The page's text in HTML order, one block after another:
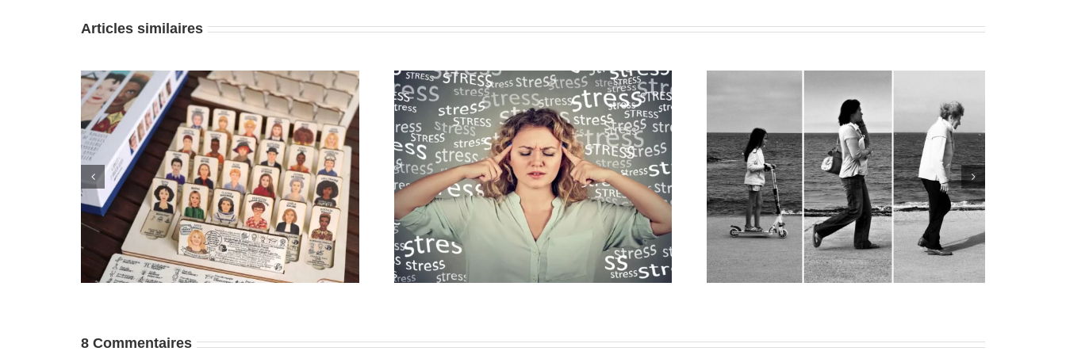
Articles similaires
Stress chronique : quand le corps reste en
alerte
Le temps passe trop vite : pourquoi cette
impression ?
Addiction au travail : pourquoi décrocher
devient suspect
8 Commentaires